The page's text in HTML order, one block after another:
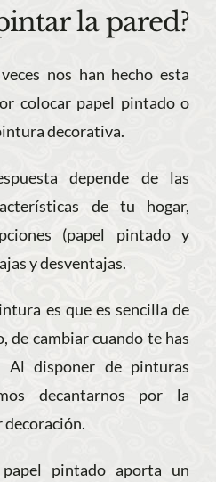
la pared?
nos han hecho esta
colocar papel pintado o
decorativa.
depende de las
de tu hogar,
(papel pintado y
y desventajas.
es que es sencilla de
de cambiar cuando te has
Al disponer de pinturas
decantarnos por la
pintado aporta un